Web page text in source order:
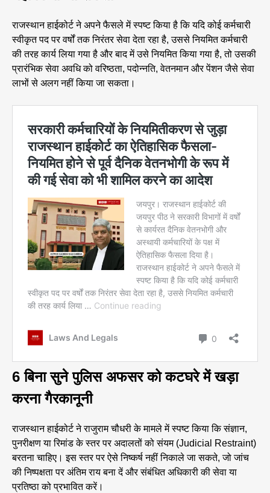
राजस्थान हाईकोर्ट ने अपने फैसले में स्पष्ट किया है कि यदि कोई कर्मचारी
स्वीकृत पद पर वर्षों तक निरंतर सेवा देता रहा है, उससे नियमित कर्मचारी
की तरह कार्य लिया गया है और बाद में उसे नियमित किया गया है, तो उसकी
प्रारंभिक सेवा अवधि को वरिष्ठता, पदोन्नति, वेतनमान और पेंशन जैसे सेवा
लाभों से अलग नहीं किया जा सकता।
6 बिना सुने पुलिस अफसर को कटघरे में खड़ा
करना गैरकानूनी
राजस्थान हाईकोर्ट ने राजुराम चौधरी के मामले में स्पष्ट किया कि संज्ञान,
पुनरीक्षण या रिमांड के स्तर पर अदालतों को संयम (Judicial Restraint)
बरतना चाहिए। इस स्तर पर ऐसे निष्कर्ष नहीं निकाले जा सकते, जो जांच
की निष्पक्षता पर अंतिम राय बना दें और संबंधित अधिकारी की सेवा या
प्रतिष्ठा को प्रभावित करें।